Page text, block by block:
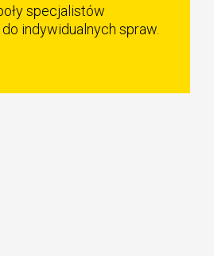
specjalistów
indywidualnych spraw.